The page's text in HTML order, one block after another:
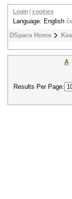
DSpace Home
Login cookies
Language: English
A
Results Per Page: